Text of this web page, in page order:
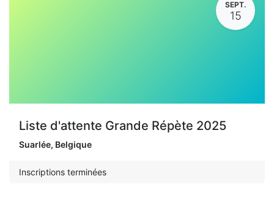
SEPT.
15
Liste d'attente Grande Répète 2025
Suarlée, Belgique
Inscriptions terminées